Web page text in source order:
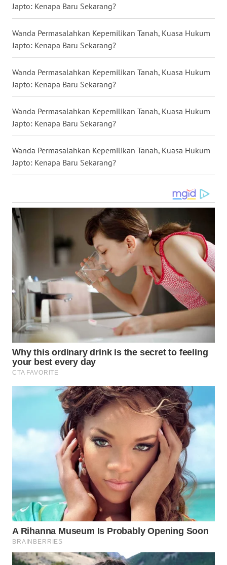
Japto: Kenapa Baru Sekarang?
Wanda Permasalahkan Kepemilikan Tanah, Kuasa Hukum
Japto: Kenapa Baru Sekarang?
Wanda Permasalahkan Kepemilikan Tanah, Kuasa Hukum
Japto: Kenapa Baru Sekarang?
Wanda Permasalahkan Kepemilikan Tanah, Kuasa Hukum
Japto: Kenapa Baru Sekarang?
Wanda Permasalahkan Kepemilikan Tanah, Kuasa Hukum
Japto: Kenapa Baru Sekarang?
KALTENG
KALTARA
KALSEL
WN
KALTIM
WN
GORONTALO
WN
MALUKU
WN
MALUT
WN
DAIRI
NIAS
WN
LANGKAT
WN
TAPANULI
SELATAN